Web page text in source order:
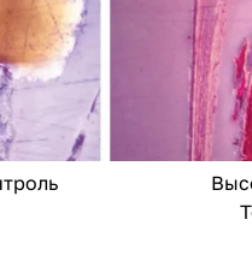
Высокий